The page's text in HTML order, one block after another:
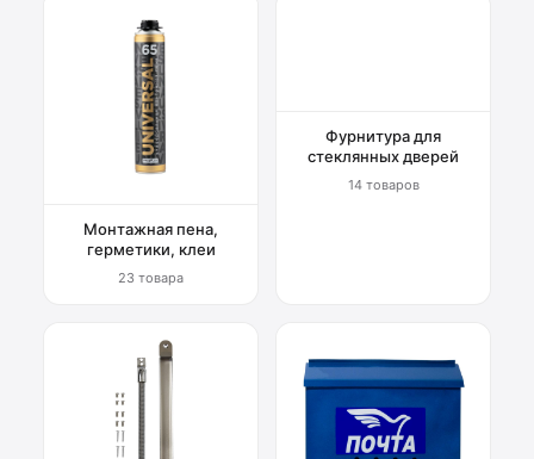
Монтажная пена,
герметики, клеи
23 товара
Фурнитура для
стеклянных дверей
14 товаров